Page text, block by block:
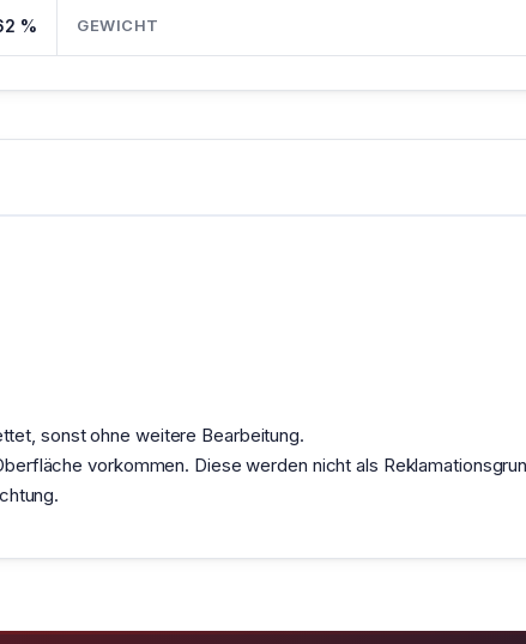
% GEWICHT
sonst ohne weitere Bearbeitung.
vorkommen. Diese werden nicht als